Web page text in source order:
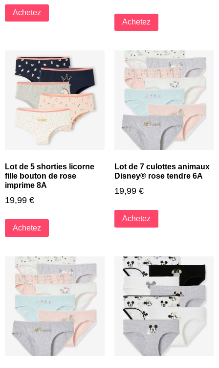
Achetez
Achetez
Lot de 5 shorties licorne
fille bouton de rose
imprime 8A
19,99 €
Achetez
Lot de 7 culottes animaux
Disney® rose tendre 6A
19,99 €
Achetez